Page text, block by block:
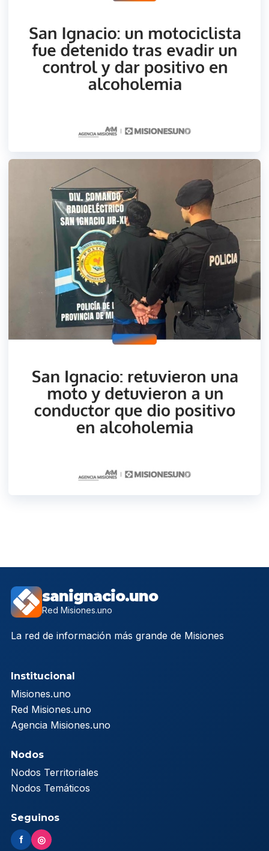
sanignacio.uno
Red Misiones.uno
La red de información más grande de Misiones
Institucional
Misiones.uno
Red Misiones.uno
Agencia Misiones.uno
Nodos
Nodos Territoriales
Nodos Temáticos
Seguinos
f ◎